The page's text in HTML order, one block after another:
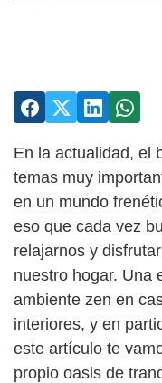
En la actualidad, el
temas muy
en un mundo
eso que cada vez
relajarnos y
nuestro hogar. Una
ambiente zen en
interiores, y en
este artículo te
propio oasis de